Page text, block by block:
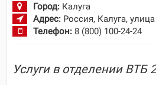
Город: Калуга
Адрес: Россия, Калуга,
Телефон: 8 (800) 100-24-24
Услуги в отделении ВТБ